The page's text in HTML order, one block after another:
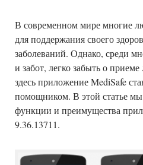
В современном мире многие
для поддержания своего
заболеваний. Однако, среди
и забот, легко забыть о
здесь приложение MediSafe
помощником. В этой статье
функции и преимущества
9.36.13711.